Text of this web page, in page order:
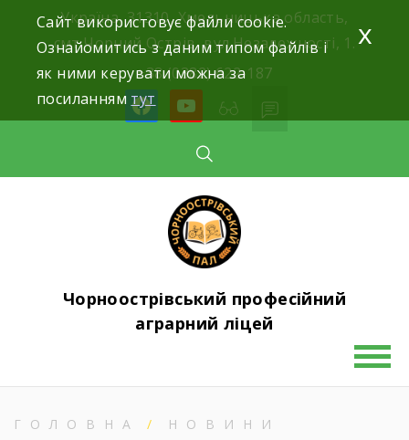
Україна, 31310, Хмельницька область,
смт.Чорний Острів, вул.Незалежності, 1.
+38 (0382) 622-187
facebookyoutube
Чорноострівський професійний
аграрний ліцей
ГОЛОВНА
НОВИНИ
Сайт використовує файли cookie.
Ознайомитись з даним типом файлів і
як ними керувати можна за
посиланням тут
x